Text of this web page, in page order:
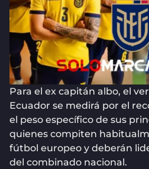
Para el ex capitán albo, el
Ecuador se medirá por el
el peso específico de sus
quienes compiten
fútbol europeo y deberán
del combinado nacional.